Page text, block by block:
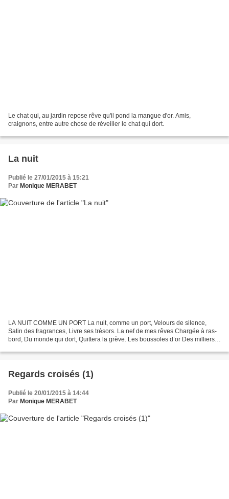
Le chat qui, au jardin repose rêve qu'il pond la mangue d'or. Amis,
craignons, entre autre chose de réveiller le chat qui dort.
La nuit
Publié le 27/01/2015 à 15:21
Par Monique MERABET
LA NUIT COMME UN PORT La nuit, comme un port, Velours de silence,
Satin des fragrances, Livre ses trésors. La nef de mes rêves Chargée à ras-
bord, Du monde qui dort, Quittera la grève. Les boussoles d’or Des milliers
Regards croisés (1)
Publié le 20/01/2015 à 14:44
Par Monique MERABET